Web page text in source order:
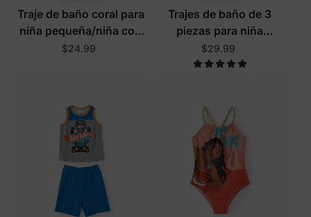
Traje de baño coral para
niña pequeña/niña con
volantes y protección
$24.99
Trajes de baño de 3
piezas para niña
pequeña/niña con diseño
de arcoíris multicolor
$29.99